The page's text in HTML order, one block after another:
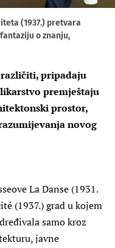
(1937.) pretvara
o znanju,
pripadaju
premještaju
prostor,
novog
La Danse (1931.
(1937.) grad u kojem
samo kroz
javne